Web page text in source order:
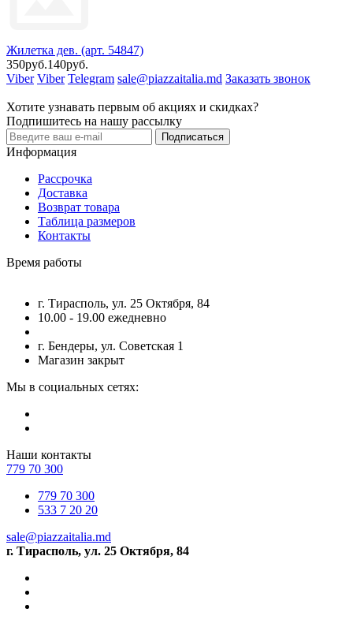
Жилетка дев. (арт. 54847)
350руб.140руб.
Viber Viber Telegram sale@piazzaitalia.md Заказать звонок
Хотите узнавать первым об акциях и скидках?
Подпишитесь на нашу рассылку
Подписаться
Информация
Рассрочка
Доставка
Возврат товара
Таблица размеров
Контакты
Время работы
г. Тирасполь, ул. 25 Октября, 84
10.00 - 19.00 ежедневно
г. Бендеры, ул. Советская 1
Магазин закрыт
Мы в социальных сетях:
Наши контакты
779 70 300
779 70 300
533 7 20 20
sale@piazzaitalia.md
г. Тирасполь, ул. 25 Октября, 84